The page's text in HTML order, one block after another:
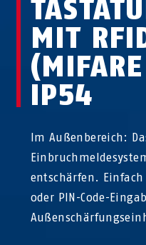
MIT
IP54
Im Außenbereich:
entschärfen. Einfach
oder PIN-Code-